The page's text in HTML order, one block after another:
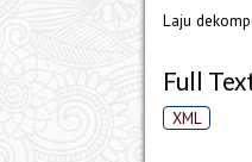
Laju
Full
XML